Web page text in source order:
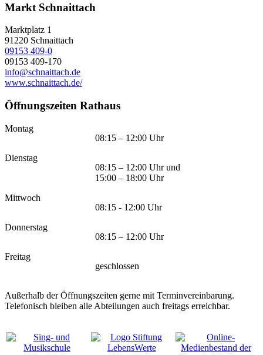
Markt Schnaittach
Marktplatz 1
91220 Schnaittach
09153 409-0
09153 409-170
info@schnaittach.de
www.schnaittach.de/
Öffnungszeiten Rathaus
Montag
08:15 – 12:00 Uhr
Dienstag
08:15 – 12:00 Uhr und
15:00 – 18:00 Uhr
Mittwoch
08:15 - 12:00 Uhr
Donnerstag
08:15 – 12:00 Uhr
Freitag
geschlossen
Außerhalb der Öffnungszeiten gerne mit Terminvereinbarung.
Telefonisch bleiben alle Abteilungen auch freitags erreichbar.